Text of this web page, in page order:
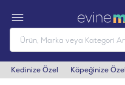
Kedinize Özel Köpeğinize Özel